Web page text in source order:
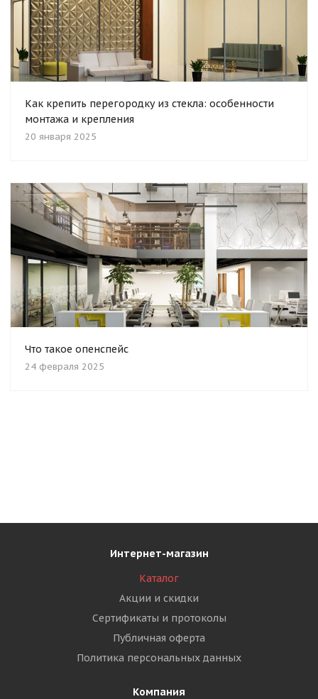
Как крепить перегородку из стекла: особенности
монтажа и крепления
20 января 2025
Что такое опенспейс
24 февраля 2025
Интернет-магазин
Каталог
Акции и скидки
Сертификаты и протоколы
Публичная оферта
Политика персональных данных
Компания